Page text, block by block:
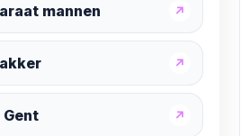
mannen ↗
↗
↗